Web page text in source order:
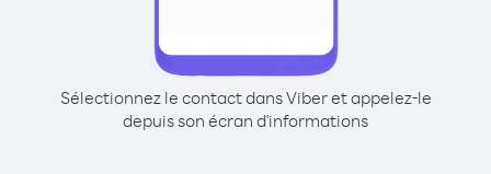
Sélectionnez le contact dans Viber et appelez-le
depuis son écran d'informations